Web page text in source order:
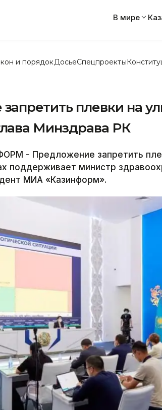
В мире
и порядок ДосьеСпецпроекты
плевки на
Минздрава РК
- Предложение запретить
поддерживает министр
МИА «Казинформ».